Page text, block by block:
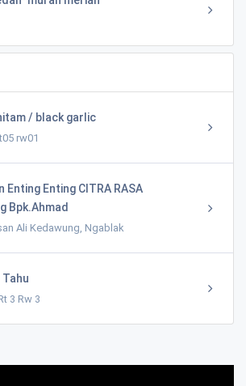
/ black garlic
rw01
Enting Enting CITRA RASA
Bpk.Ahmad
Ali Kedawung, Ngablak
3 Rw 3